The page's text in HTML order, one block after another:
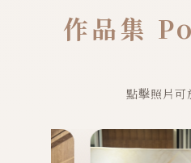
作品集
點擊照片可